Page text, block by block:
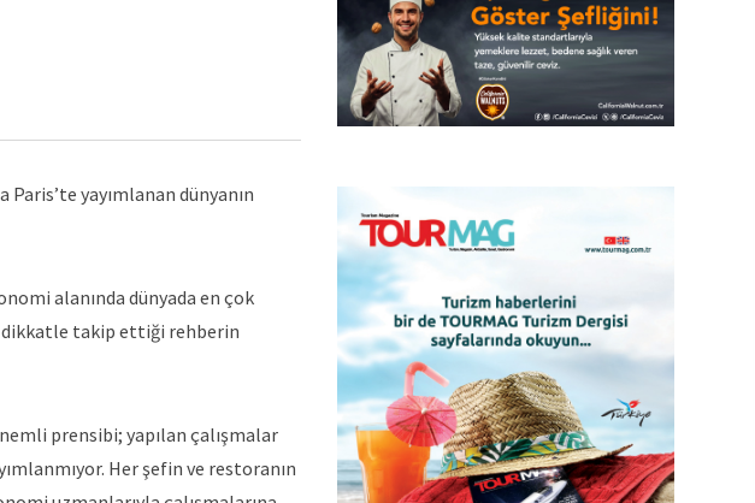
yayımlanan dünyanın
alanında dünyada en çok
dikkatle takip ettiği rehberin
prensibi; yapılan çalışmalar
Her şefin ve restoranın